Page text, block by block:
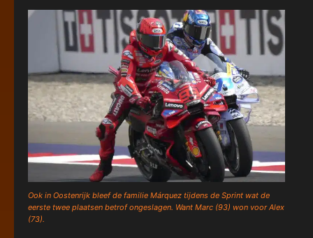
Ook in Oostenrijk bleef de familie Márquez tijdens de Sprint wat de
eerste twee plaatsen betrof ongeslagen. Want Marc (93) won voor Alex
(73).